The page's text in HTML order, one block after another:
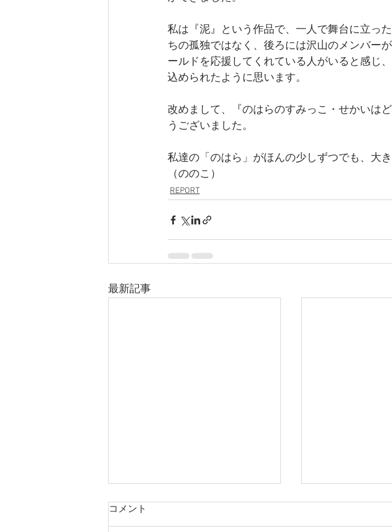
私は『泥』という作品で、一人で舞台に立っ
ちの孤独ではなく、後ろには沢山のメンバー
ールドを応援してくれている人がいると感じ
込められたように思います。
改めまして、『のはらのすみっこ・せかいは
うございました。
私達の「のはら」がほんの少しずつでも、大
（ののこ）
REPORT
最新記事
コメント